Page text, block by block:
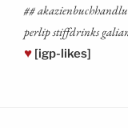
##
per­lip stiff­drinks
♥ [igp-likes]